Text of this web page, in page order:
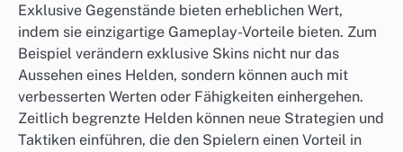
Exklusive Gegenstände bieten erheblichen Wert,
indem sie einzigartige Gameplay-Vorteile bieten. Zum
Beispiel verändern exklusive Skins nicht nur das
Aussehen eines Helden, sondern können auch mit
verbesserten Werten oder Fähigkeiten einhergehen.
Zeitlich begrenzte Helden können neue Strategien und
Taktiken einführen, die den Spielern einen Vorteil in